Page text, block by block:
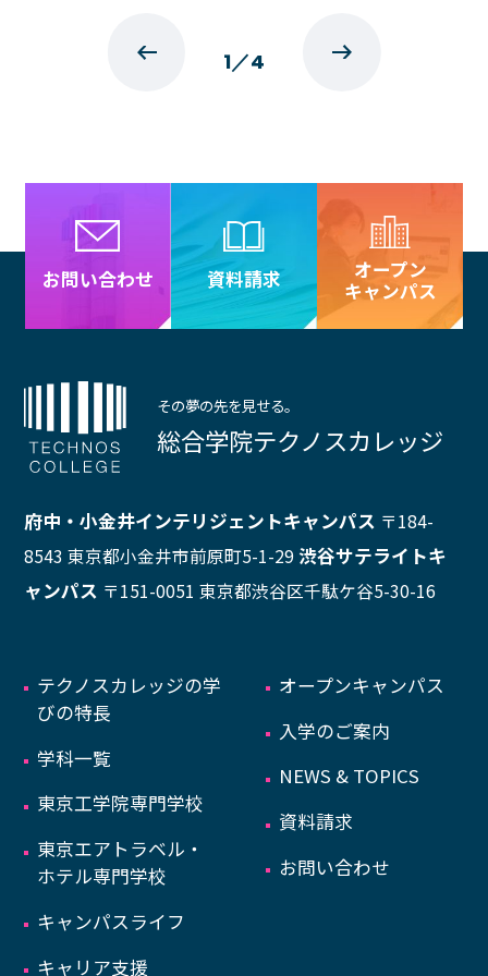
キャンパスマップ
学生寮・マンション
募集要項
学費・教材費
奨学金・奨励金
外国人留学生入学のご案内
NEWS&TOPICS
プライバシーポリシー サイトマップ
Copyright © Technos College. All Rights Reserved.
1／4
お問い合わせ 資料請求
オープン
キャンパス
その夢の先を見せる。
総合学院テクノスカレッジ
府中・小金井インテリジェントキャンパス 〒184-
8543 東京都小金井市前原町5-1-29 渋谷サテライトキ
ャンパス 〒151-0051 東京都渋谷区千駄ケ谷5-30-16
テクノスカレッジの学
びの特長
学科一覧
東京工学院専門学校
東京エアトラベル・
ホテル専門学校
キャンパスライフ
キャリア支援
オープンキャンパス
入学のご案内
NEWS & TOPICS
資料請求
お問い合わせ